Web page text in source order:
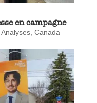
en campagne
Analyses, Canada